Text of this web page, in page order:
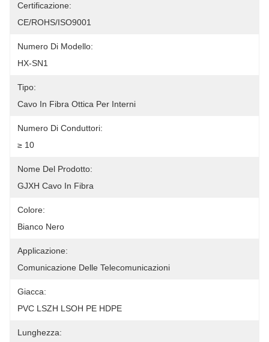
Certificazione:
CE/ROHS/ISO9001
Numero Di Modello:
HX-SN1
Tipo:
Cavo In Fibra Ottica Per Interni
Numero Di Conduttori:
≥ 10
Nome Del Prodotto:
GJXH Cavo In Fibra
Colore:
Bianco Nero
Applicazione:
Comunicazione Delle Telecomunicazioni
Giacca:
PVC LSZH LSOH PE HDPE
Lunghezza: